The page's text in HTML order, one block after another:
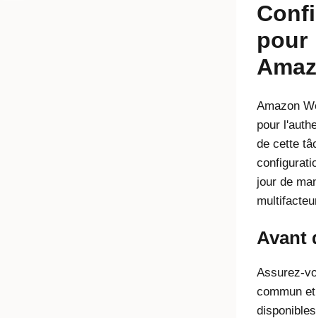
pour
Amazon
pour
de cette
jour de
Avant
Assurez-
commun